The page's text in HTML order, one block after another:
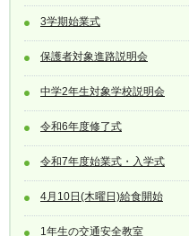
3学期始業式
保護者対象進路説明会
中学2年生対象学校説明会
令和6年度修了式
令和7年度始業式・入学式
4月10日(木曜日)給食開始
1年生の交通安全教室